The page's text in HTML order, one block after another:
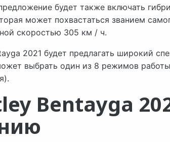
будет также включать
может похвастаться званием
скоростью 305 км / ч.
2021 будет предлагать широкий
выбрать один из 8 режимов
Bentayga